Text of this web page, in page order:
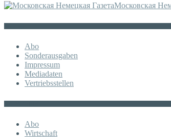
Московская
Abo
Sonderausgaben
Impressum
Mediadaten
Vertriebsstellen
Abo
Wirtschaft